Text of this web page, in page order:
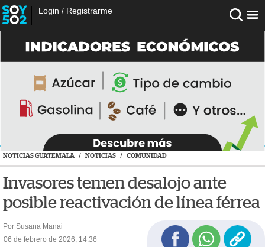
Login / Registrarme
NOTICIAS GUATEMALA / NOTICIAS / COMUNIDAD
Invasores temen desalojo ante
posible reactivación de línea férrea
Por Susana Manai
06 de febrero de 2026, 14:36